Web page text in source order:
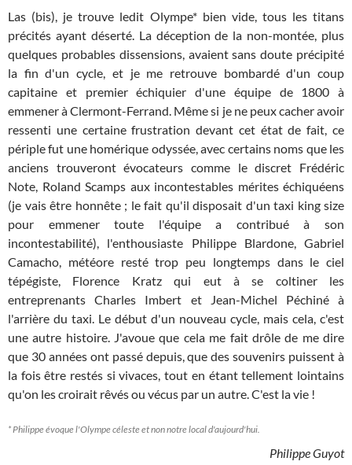
Las (bis), je trouve ledit Olympe* bien vide, tous les titans
précités ayant déserté. La déception de la non-montée, plus
quelques probables dissensions, avaient sans doute précipité
la fin d'un cycle, et je me retrouve bombardé d'un coup
capitaine et premier échiquier d'une équipe de 1800 à
emmener à Clermont-Ferrand. Même si je ne peux cacher avoir
ressenti une certaine frustration devant cet état de fait, ce
périple fut une homérique odyssée, avec certains noms que les
anciens trouveront évocateurs comme le discret Frédéric
Note, Roland Scamps aux incontestables mérites échiquéens
(je vais être honnête ; le fait qu'il disposait d'un taxi king size
pour emmener toute l'équipe a contribué à son
incontestabilité), l'enthousiaste Philippe Blardone, Gabriel
Camacho, météore resté trop peu longtemps dans le ciel
tépégiste, Florence Kratz qui eut à se coltiner les
entreprenants Charles Imbert et Jean-Michel Péchiné à
l'arrière du taxi. Le début d'un nouveau cycle, mais cela, c'est
une autre histoire. J'avoue que cela me fait drôle de me dire
que 30 années ont passé depuis, que des souvenirs puissent à
la fois être restés si vivaces, tout en étant tellement lointains
qu'on les croirait rêvés ou vécus par un autre. C'est la vie !
* Philippe évoque l'Olympe céleste et non notre local d'aujourd'hui.
Philippe Guyot